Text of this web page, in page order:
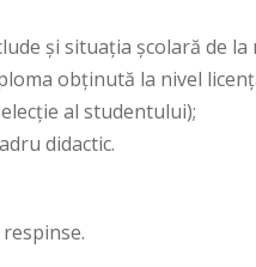
şi situaţia şcolară de la
obţinută la nivel
al studentului);
didactic.